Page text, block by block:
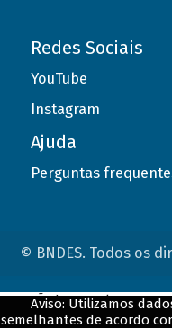
Redes Sociais
YouTube
Instagram
Ajuda
Perguntas
© BNDES. Todos os
Aviso: Utilizamos
semelhantes de acordo
ConteÃºdo complementar